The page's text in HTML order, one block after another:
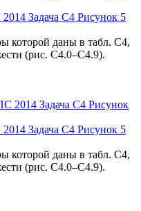
Задача С4 Рисунок 5
которой даны в табл. С4,
(рис. С4.0–С4.9).
Задача С4 Рисунок 5
которой даны в табл. С4,
(рис. С4.0–С4.9).